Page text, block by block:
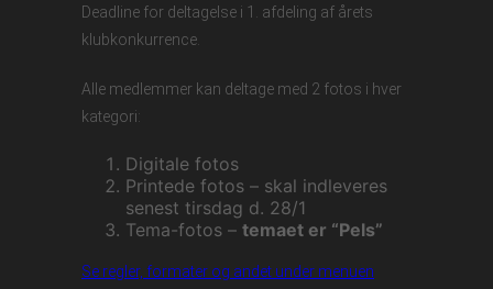
Deadline for deltagelse i 1. afdeling af årets
klubkonkurrence.
Alle medlemmer kan deltage med 2 fotos i hver
kategori:
Digitale fotos
Printede fotos – skal indleveres
senest tirsdag d. 28/1
Tema-fotos – temaet er “Pels”
Se regler, formater og andet under menuen